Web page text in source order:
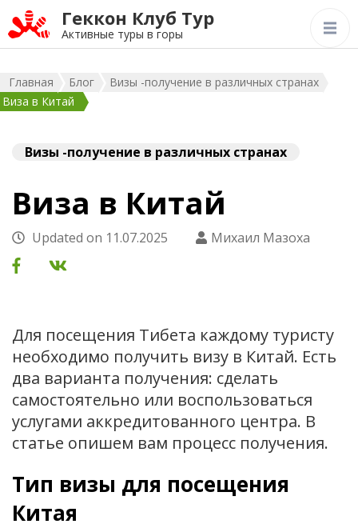
Геккон Клуб Тур
Активные туры в горы
Главная Блог
Визы -получение в различных странах
Виза в Китай
Визы -получение в различных странах
Виза в Китай
Updated on 11.07.2025 Михаил Мазоха
Для посещения Тибета каждому туристу
необходимо получить визу в Китай. Есть
два варианта получения: сделать
самостоятельно или воспользоваться
услугами аккредитованного центра. В
статье опишем вам процесс получения.
Тип визы для посещения
Китая